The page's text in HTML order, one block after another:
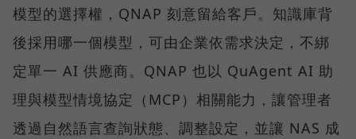
模型的選擇權，QNAP 刻意留給客戶。知識庫背
後採用哪一個模型，可由企業依需求決定，不綁
定單一 AI 供應商。QNAP 也以 QuAgent AI 助
理與模型情境協定（MCP）相關能力，讓管理者
透過自然語言查詢狀態、調整設定，並讓 NAS 成